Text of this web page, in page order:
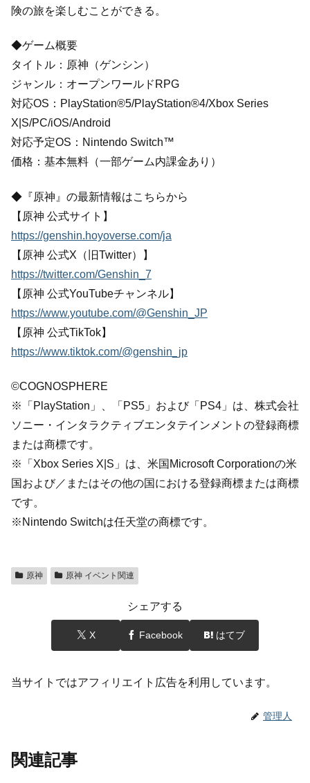
険の旅を楽しむことができる。
◆ゲーム概要
タイトル：原神（ゲンシン）
ジャンル：オープンワールドRPG
対応OS：PlayStation®5/PlayStation®4/Xbox Series
X|S/PC/iOS/Android
対応予定OS：Nintendo Switch™
価格：基本無料（一部ゲーム内課金あり）
◆『原神』の最新情報はこちらから
【原神 公式サイト】
https://genshin.hoyoverse.com/ja
【原神 公式X（旧Twitter）】
https://twitter.com/Genshin_7
【原神 公式YouTubeチャンネル】
https://www.youtube.com/@Genshin_JP
【原神 公式TikTok】
https://www.tiktok.com/@genshin_jp
©COGNOSPHERE
※「PlayStation」、「PS5」および「PS4」は、株式会社
ソニー・インタラクティブエンタテインメントの登録商標
または商標です。
※「Xbox Series X|S」は、米国Microsoft Corporationの米
国および／またはその他の国における登録商標または商標
です。
※Nintendo Switchは任天堂の商標です。
原神 原神 イベント関連
シェアする
X Facebook はてブ
当サイトではアフィリエイト広告を利用しています。
管理人
関連記事